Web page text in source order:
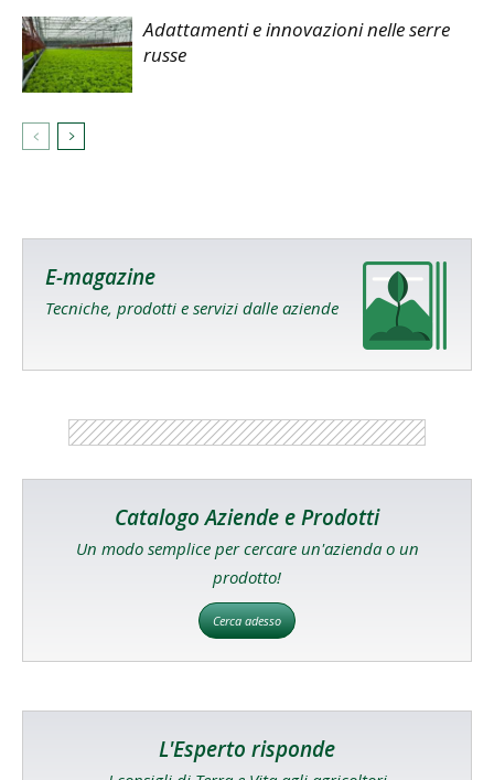
Adattamenti e innovazioni nelle serre
russe
E-magazine
Tecniche, prodotti e servizi dalle aziende
Catalogo Aziende e Prodotti
Un modo semplice per cercare un'azienda o un
prodotto!
Cerca adesso
L'Esperto risponde